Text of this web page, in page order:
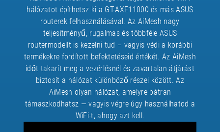
hálózatot építhetsz ki a GT-AXE11000 és más ASUS
routerek felhasználásával. Az AiMesh nagy
teljesítményű, rugalmas és többféle ASUS
routermodellt is kezelni tud – vagyis védi a korábbi
termékekre fordított befektetéseid értékét. Az AiMesh
időt takarít meg a vezérlésnél és zavartalan átjárást
biztosít a hálózat különböző részei között. Az
AiMesh olyan hálózat, amelyre bátran
támaszkodhatsz — vagyis végre úgy használhatod a
WiFi-t, ahogy azt kell.